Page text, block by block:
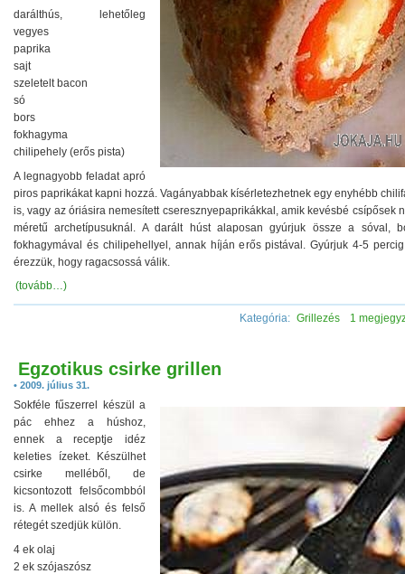
darálthús, lehetőleg
vegyes
paprika
sajt
szeletelt bacon
só
bors
fokhagyma
chilipehely (erős pista)
A legnagyobb feladat apró
piros paprikákat kapni hozzá. Vagányabbak kísérletezhetnek egy enyhébb
is, vagy az óriásira nemesített cseresznyepaprikákkal, amik kevésbé csípősek
méretű archetípusuknál. A darált húst alaposan gyúrjuk össze a sóval,
fokhagymával és chilipehellyel, annak híján erős pistával. Gyúrjuk 4-5
érezzük, hogy ragacsossá válik.
(tovább…)
Kategória: Grillezés 1
Egzotikus csirke grillen
• 2009. július 31.
Sokféle fűszerrel készül a
pác ehhez a húshoz,
ennek a receptje idéz
keleties ízeket. Készülhet
csirke melléből, de
kicsontozott felsőcombból
is. A mellek alsó és felső
rétegét szedjük külön.
4 ek olaj
2 ek szójaszósz